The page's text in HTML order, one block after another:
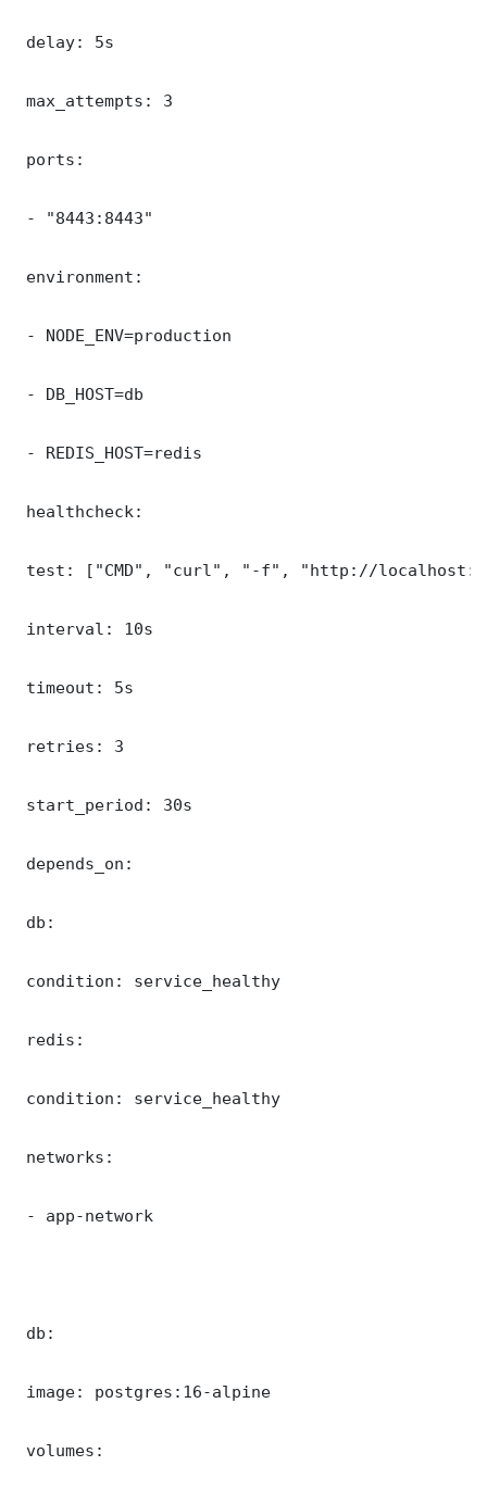
delay: 5s
max_attempts: 3
ports:
- "8443:8443"
environment:
- NODE_ENV=production
- DB_HOST=db
- REDIS_HOST=redis
healthcheck:
test: ["CMD", "curl", "-f", "http://
interval: 10s
timeout: 5s
retries: 3
start_period: 30s
depends_on:
db:
condition: service_healthy
redis:
condition: service_healthy
networks:
- app-network
db:
image: postgres:16-alpine
volumes: